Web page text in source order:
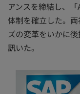
アンスを締結し、
体制を確立した。
ズの変革をいかに
訊いた。